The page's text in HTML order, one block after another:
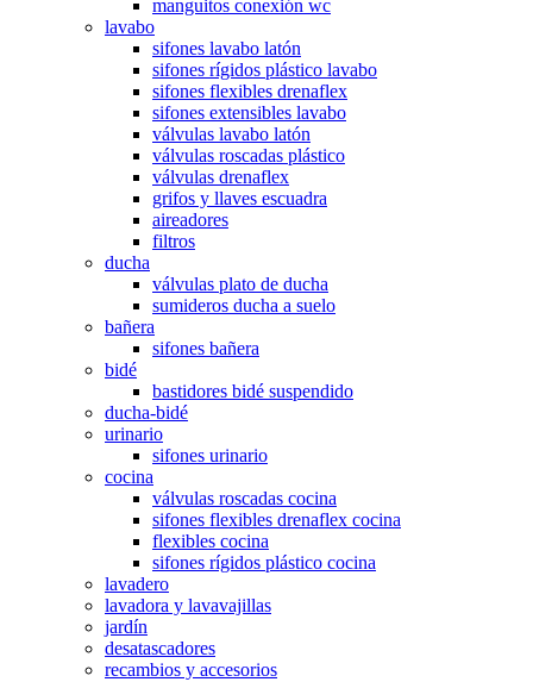
manguitos conexión wc
lavabo
sifones lavabo latón
sifones rígidos plástico lavabo
sifones flexibles drenaflex
sifones extensibles lavabo
válvulas lavabo latón
válvulas roscadas plástico
válvulas drenaflex
grifos y llaves escuadra
aireadores
filtros
ducha
válvulas plato de ducha
sumideros ducha a suelo
bañera
sifones bañera
bidé
bastidores bidé suspendido
ducha-bidé
urinario
sifones urinario
cocina
válvulas roscadas cocina
sifones flexibles drenaflex cocina
flexibles cocina
sifones rígidos plástico cocina
lavadero
lavadora y lavavajillas
jardín
desatascadores
recambios y accesorios